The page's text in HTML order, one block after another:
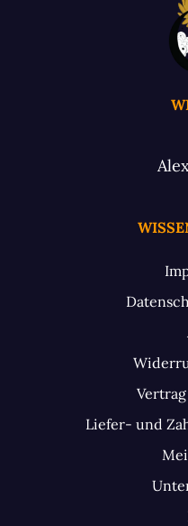
Liefer- und